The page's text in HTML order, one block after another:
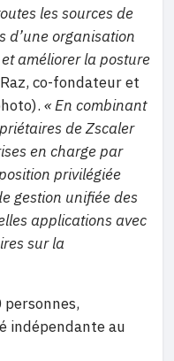
les sources de
d’une organisation
améliorer la posture
co-fondateur et
« En combinant
de Zscaler
en charge par
privilégiée
gestion unifiée des
applications avec
sur la
indépendante au